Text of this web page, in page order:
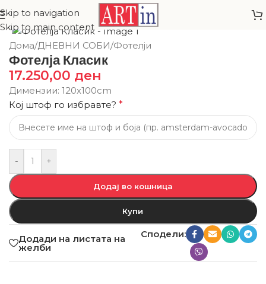
Skip to navigation
Skip to main content
Дома/ДНЕВНИ СОБИ/Фотелји
Фотелја Класик
17.250,00 ден
Димензии: 120х100cm
Кој штоф го избравте? *
- +
Додај во кошница
Купи
Додади на листата на
желби
Сподели: